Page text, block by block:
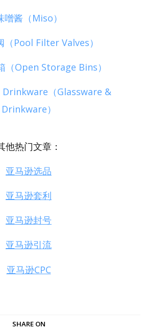
噌酱（Miso）
（Pool Filter Valves）
（Open Storage Bins）
Drinkware（Glassware &
Drinkware）
他热门文章：
亚马逊选品
亚马逊套利
亚马逊封号
亚马逊引流
亚马逊CPC
SHARE ON